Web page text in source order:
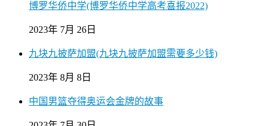
博罗华侨中学(博罗华侨中学高考喜报2022)
2023年 7月 26日
九块九披萨加盟(九块九披萨加盟需要多少钱)
2023年 8月 8日
中国男篮夺得奥运会金牌的故事